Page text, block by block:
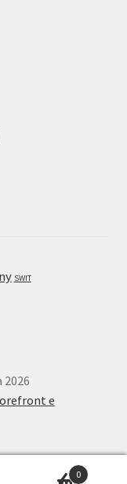
SWIT
2026
e
0